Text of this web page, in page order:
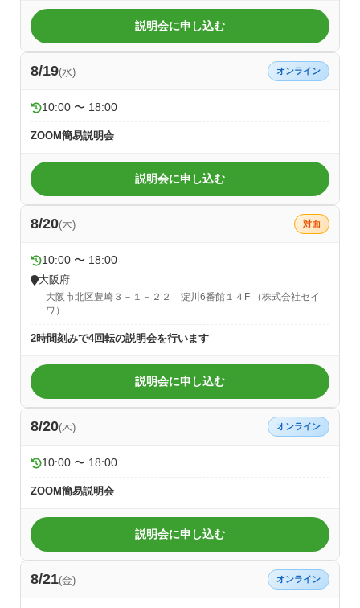
説明会に申し込む
8/19(水) オンライン
10:00 〜 18:00
ZOOM簡易説明会
説明会に申し込む
8/20(木) 対面
10:00 〜 18:00
大阪府
大阪市北区豊崎３－１－２２ 淀川6番館１４F （株式会社セイ
ワ）
2時間刻みで4回転の説明会を行います
説明会に申し込む
8/20(木) オンライン
10:00 〜 18:00
ZOOM簡易説明会
説明会に申し込む
8/21(金) オンライン